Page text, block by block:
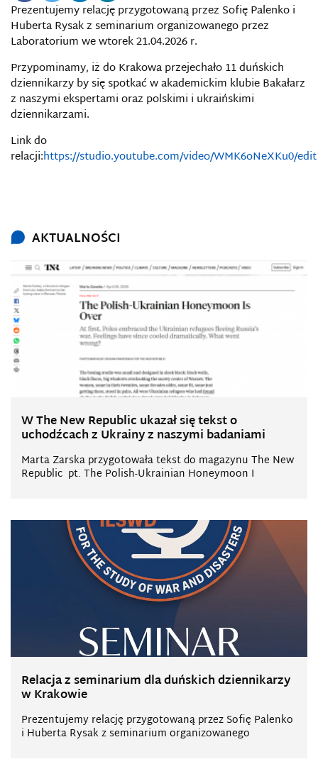
Prezentujemy relację przygotowaną przez Sofię Palenko i
Huberta Rysak z seminarium organizowanego przez
Laboratorium we wtorek 21.04.2026 r.
Przypominamy, iż do Krakowa przejechało 11 duńskich
dziennikarzy by się spotkać w akademickim klubie Bakałarz
z naszymi ekspertami oraz polskimi i ukraińskimi
dziennikarzami.
Link do
relacji:https://studio.youtube.com/video/WMK6oNeXKu0/edit
AKTUALNOŚCI
W The New Republic ukazał się tekst o
uchodźcach z Ukrainy z naszymi badaniami
Marta Zarska przygotowała tekst do magazynu The New
Republic pt. The Polish-Ukrainian Honeymoon I
Relacja z seminarium dla duńskich dziennikarzy
w Krakowie
Prezentujemy relację przygotowaną przez Sofię Palenko
i Huberta Rysak z seminarium organizowanego